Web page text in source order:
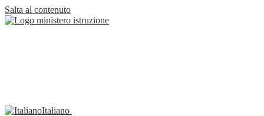
Salta al contenuto
Italiano